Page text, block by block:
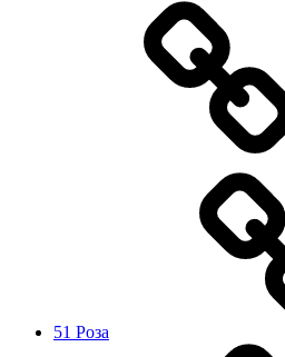
51 Роза